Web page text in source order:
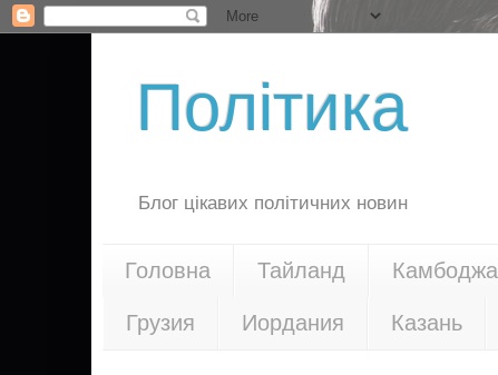
Політика
Блог цікавих політичних новин
Головна Тайланд Камбоджа
Грузия Иордания Казань